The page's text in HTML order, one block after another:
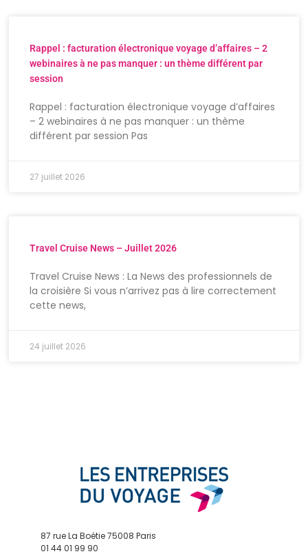
Rappel : facturation électronique voyage d’affaires – 2
webinaires à ne pas manquer : un thème différent par
session
Rappel : facturation électronique voyage d’affaires
– 2 webinaires à ne pas manquer : un thème
différent par session Pas
27 juillet 2026
Travel Cruise News – Juillet 2026
Travel Cruise News : La News des professionnels de
la croisière Si vous n’arrivez pas à lire correctement
cette news,
24 juillet 2026
87 rue La Boétie 75008 Paris
01 44 01 99 90